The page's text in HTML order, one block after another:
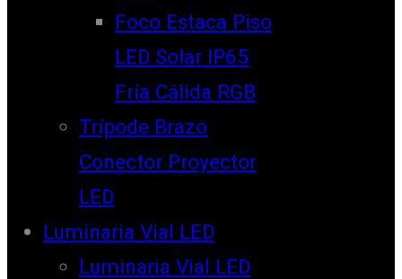
Foco Estaca Piso
LED Solar IP65
Fría Cálida RGB
Trípode Brazo
Conector Proyector
LED
Luminaria Vial LED
Luminaria Vial LED